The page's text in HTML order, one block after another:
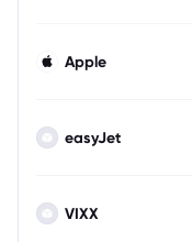
Apple
easyJet
VIXX